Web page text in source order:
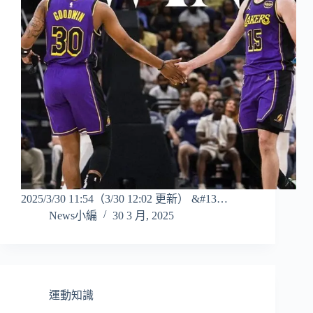
2025/3/30 11:54（3/30 12:02 更新） &#13…
News小編
30 3 月, 2025
運動知識